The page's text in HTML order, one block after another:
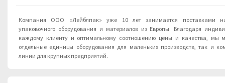
Компания ООО «Лейблпак» уже 10 лет занимается поставками
упаковочного оборудования и материалов из Европы. Благодаря
каждому клиенту и оптимальному соотношению цены и качества, мы
отдельные единицы оборудования для маленьких производств, так и
линии для крупных предприятий.